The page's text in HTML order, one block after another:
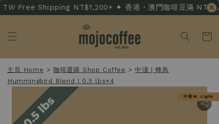
Free Shipping NT$1,200+ ✦ 香港・澳門咖啡豆滿
主頁 Home >咖啡選購 Shop Coffee >中淺 | 蜂鳥
Hummingbird Blend | 0.5 lbs×4
中淺 M. Light